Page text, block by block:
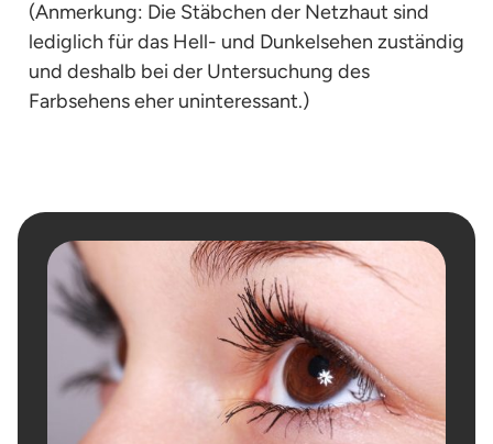
(Anmerkung: Die Stäbchen der Netzhaut sind
lediglich für das Hell- und Dunkelsehen zuständig
und deshalb bei der Untersuchung des
Farbsehens eher uninteressant.)